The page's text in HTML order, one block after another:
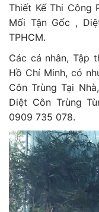
Thiết Kế Thi Công
Mối Tận Gốc ,
TPHCM.
Các cá nhân, Tập
Hồ Chí Minh, có
Côn Trùng Tại
Diệt Côn Trùng
0909 735 078.